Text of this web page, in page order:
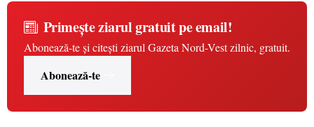
Primește ziarul gratuit pe email!
Abonează-te și citești ziarul Gazeta Nord-Vest zilnic, gratuit.
Abonează-te